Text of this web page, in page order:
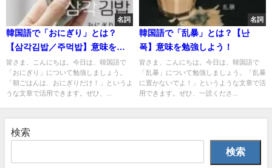
名詞
韓国語で「おにぎり」とは？
【삼각김밥／주먹밥】意味を勉
強しよう！
皆さま、こんにちは。今日は、韓国語で
「おにぎり」について勉強しましょう。
「朝ごはんは、おにぎりだけ！」というよ
うな文章で活用できます。ぜひ、...
名詞
韓国語で「乱暴」とは？【난
폭】意味を勉強しよう！
皆さま、こんにちは。今日は、韓国語で
「乱暴」について勉強しましょう。「乱暴
に置かないでよ！」というような文章で活
用できます。ぜひ、一読くださ...
検索
検索